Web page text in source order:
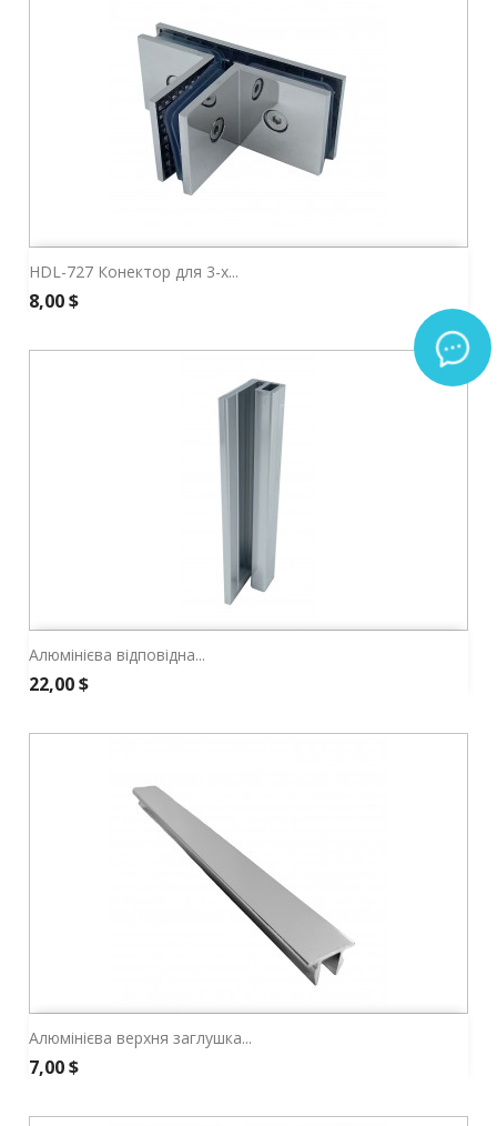
HDL-727 Конектор для 3-х...
Ціна
8,00 $
Алюмінієва відповідна...
Ціна
22,00 $
Алюмінієва верхня заглушка...
Ціна
7,00 $